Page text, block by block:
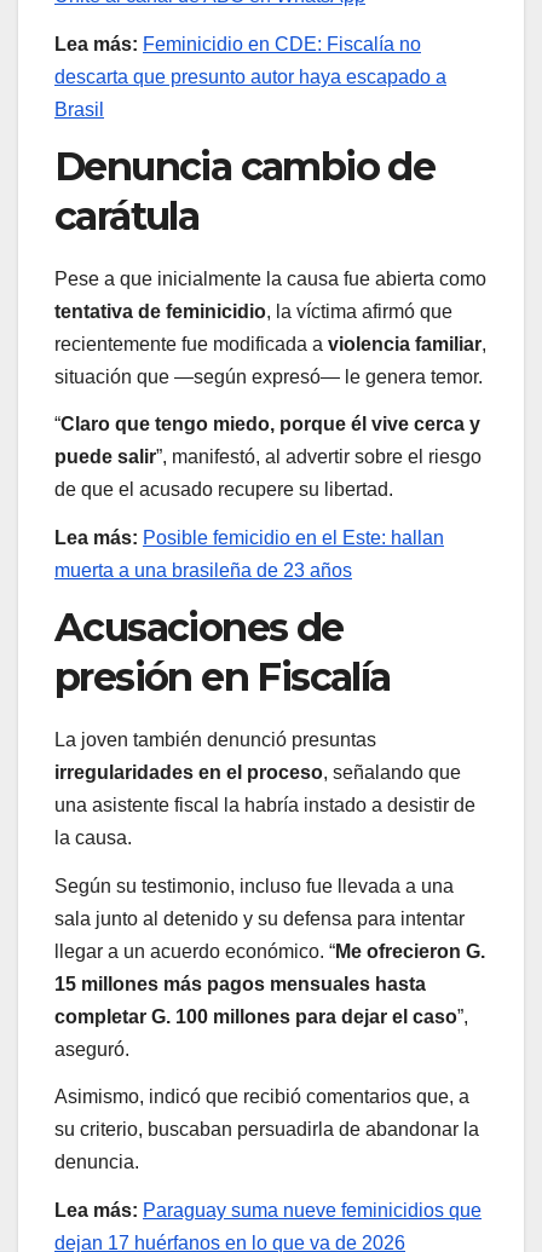
Lea más: Feminicidio en CDE: Fiscalía no
descarta que presunto autor haya escapado a
Brasil
Denuncia cambio de
carátula
Pese a que inicialmente la causa fue abierta como
tentativa de feminicidio, la víctima afirmó que
recientemente fue modificada a violencia familiar,
situación que —según expresó— le genera temor.
“Claro que tengo miedo, porque él vive cerca y
puede salir”, manifestó, al advertir sobre el riesgo
de que el acusado recupere su libertad.
Lea más: Posible femicidio en el Este: hallan
muerta a una brasileña de 23 años
Acusaciones de
presión en Fiscalía
La joven también denunció presuntas
irregularidades en el proceso, señalando que
una asistente fiscal la habría instado a desistir de
la causa.
Según su testimonio, incluso fue llevada a una
sala junto al detenido y su defensa para intentar
llegar a un acuerdo económico. “Me ofrecieron G.
15 millones más pagos mensuales hasta
completar G. 100 millones para dejar el caso”,
aseguró.
Asimismo, indicó que recibió comentarios que, a
su criterio, buscaban persuadirla de abandonar la
denuncia.
Lea más: Paraguay suma nueve feminicidios que
dejan 17 huérfanos en lo que va de 2026